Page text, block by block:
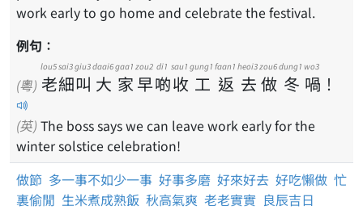
work early to go home and celebrate the festival.
例句：
(粵) 老
lou5
細
sai3
叫
giu3
大
daai6
家
gaa1
早
zou2
啲
di1
收
sau1
工
gung1
返
faan1
去
heoi3
做
zou6
冬
dung1
喎
wo3
！
(英) The boss says we can leave work early for the
winter solstice celebration!
做節 多一事不如少一事 好事多磨 好來好去 好吃懶做 忙
裏偷閒 生米煮成熟飯 秋高氣爽 老老實實 良辰吉日